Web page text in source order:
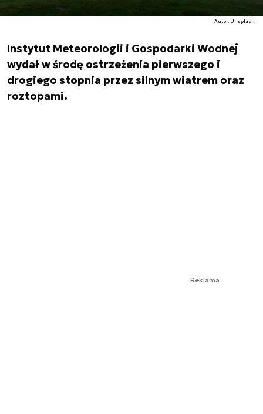
Autor. Unsplash
Instytut Meteorologii i Gospodarki Wodnej
wydał w środę ostrzeżenia pierwszego i
drogiego stopnia przez silnym wiatrem oraz
roztopami.
Reklama